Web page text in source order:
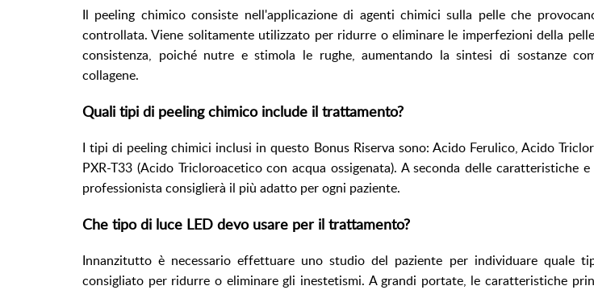
Il peeling chimico consiste nell'applicazione di agenti chimici sulla pelle che
controllata. Viene solitamente utilizzato per ridurre o eliminare le imperfezioni della
consistenza, poiché nutre e stimola le rughe, aumentando la sintesi di sostanze
collagene.
Quali tipi di peeling chimico include il trattamento?
I tipi di peeling chimici inclusi in questo Bonus Riserva sono: Acido Ferulico, Acido
PXR-T33 (Acido Tricloroacetico con acqua ossigenata). A seconda delle caratteristiche e
professionista consiglierà il più adatto per ogni paziente.
Che tipo di luce LED devo usare per il trattamento?
Innanzitutto è necessario effettuare uno studio del paziente per individuare quale
consigliato per ridurre o eliminare gli inestetismi. A grandi portate, le caratteristiche